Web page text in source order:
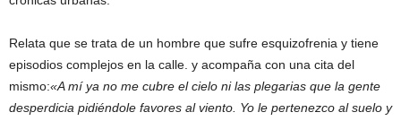
Relata que se trata de un hombre que sufre esquizofrenia y tiene
episodios complejos en la calle. y acompaña con una cita del
mismo:«A mí ya no me cubre el cielo ni las plegarias que la gente
desperdicia pidiéndole favores al viento. Yo le pertenezco al suelo y